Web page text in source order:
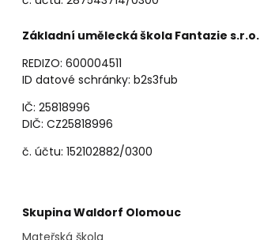
Základní umělecká škola Fantazie s.r.o.
REDIZO: 600004511
ID datové schránky: b2s3fub
IČ: 25818996
DIČ: CZ25818996
č. účtu: 152102882/0300
Skupina Waldorf Olomouc
Mateřská škola